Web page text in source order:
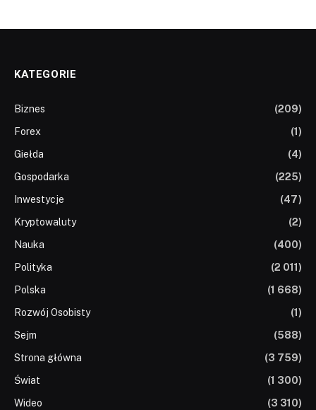
KATEGORIE
Biznes
(209)
Forex
(1)
Giełda
(4)
Gospodarka
(225)
Inwestycje
(47)
Kryptowaluty
(2)
Nauka
(400)
Polityka
(2 011)
Polska
(1 668)
Rozwój Osobisty
(1)
Sejm
(588)
Strona główna
(3 759)
Świat
(1 300)
Wideo
(3 310)